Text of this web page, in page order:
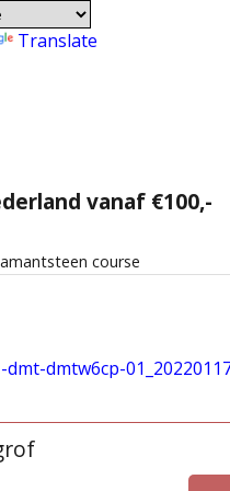
Translate
vanaf €100,-
course